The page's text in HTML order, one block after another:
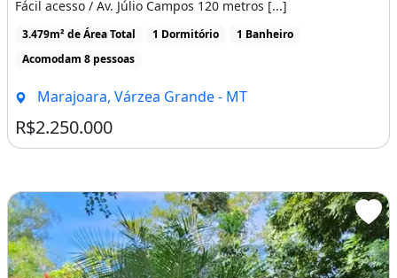
Fácil acesso / Av. Júlio Campos 120 metros [...]
3.479m² de Área Total 1 Dormitório
1 Banheiro
Acomodam 8 pessoas
Marajoara, Várzea Grande - MT
R$2.250.000